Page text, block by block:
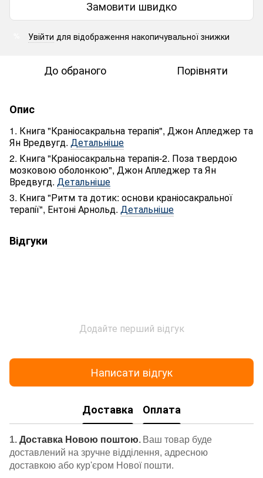
Замовити швидко
Увійти для відображення накопичувальної знижки
До обраного Порівняти
Опис
1. Книга "Краніосакральна терапія", Джон Апледжер та
Ян Вредвугд. Детальніше
2. Книга "Краніосакральна терапія-2. Поза твердою
мозковою оболонкою", Джон Апледжер та Ян
Вредвугд. Детальніше
3. Книга "Ритм та дотик: основи краніосакральної
терапії", Ентоні Арнольд. Детальніше
Відгуки
Додайте перший відгук
Написати відгук
Доставка Оплата
1. Доставка Новою поштою. Ваш товар буде
доставлений на зручне відділення, адресною
доставкою або кур'єром Нової пошти.